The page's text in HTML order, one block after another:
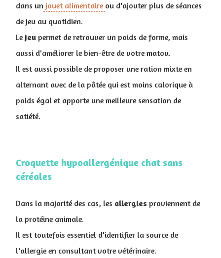
dans un jouet alimentaire ou d'ajouter plus de séances
de jeu au quotidien.
Le jeu permet de retrouver un poids de forme, mais
aussi d'améliorer le bien-être de votre matou.
Il est aussi possible de proposer une ration mixte en
alternant avec de la pâtée qui est moins calorique à
poids égal et apporte une meilleure sensation de
satiété.
Croquette hypoallergénique chat sans
céréales
Dans la majorité des cas, les allergies proviennent de
la protéine animale.
Il est toutefois essentiel d'identifier la source de
l'allergie en consultant votre vétérinaire.